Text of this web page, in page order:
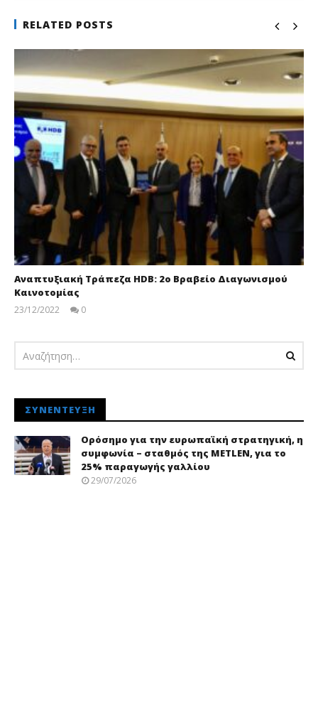
RELATED POSTS
Αναπτυξιακή Τράπεζα HDB: 2ο Βραβείο Διαγωνισμού
Καινοτομίας
23/12/2022
0
ΣΥΝΈΝΤΕΥΞΗ
Ορόσημο για την ευρωπαϊκή στρατηγική, η
συμφωνία – σταθμός της METLEN, για το
25% παραγωγής γαλλίου
29/07/2026